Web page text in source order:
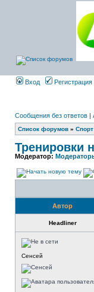
Вход Регистрация
Сообщения без ответов |
Список форумов » Спорт
Тренировки
Модератор:
Автор
Headliner
Сенсей